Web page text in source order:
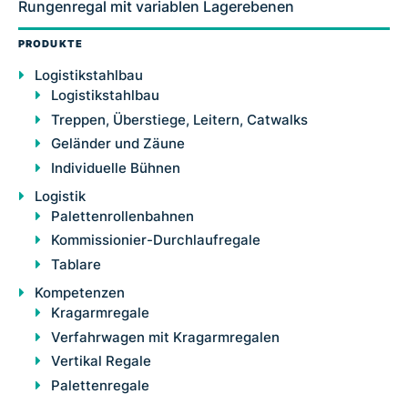
Rungenregal mit variablen Lagerebenen
PRODUKTE
Logistikstahlbau
Logistikstahlbau
Treppen, Überstiege, Leitern, Catwalks
Geländer und Zäune
Individuelle Bühnen
Logistik
Palettenrollenbahnen
Kommissionier-Durchlaufregale
Tablare
Kompetenzen
Kragarmregale
Verfahrwagen mit Kragarmregalen
Vertikal Regale
Palettenregale